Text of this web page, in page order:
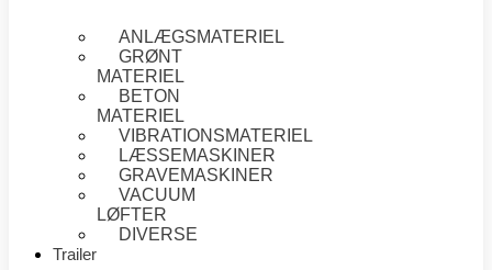
ANLÆGSMATERIEL
GRØNT
MATERIEL
BETON
MATERIEL
VIBRATIONSMATERIEL
LÆSSEMASKINER
GRAVEMASKINER
VACUUM
LØFTER
DIVERSE
Trailer